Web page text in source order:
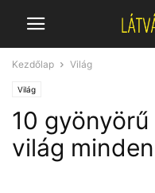
Kezdőlap Világ
Világ
10
világ